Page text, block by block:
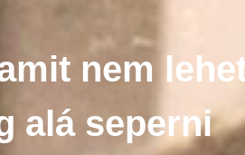
nem
alá seperni